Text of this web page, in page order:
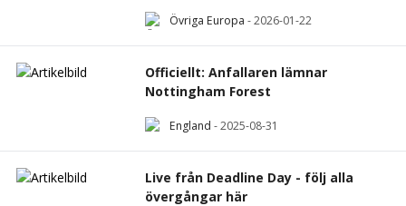
Övriga Europa -2026-01-22
Officiellt: Anfallaren lämnar
Nottingham Forest
England -2025-08-31
Live från Deadline Day - följ alla
övergångar här